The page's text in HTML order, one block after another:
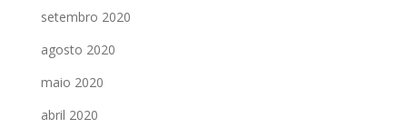
setembro 2020
agosto 2020
maio 2020
abril 2020